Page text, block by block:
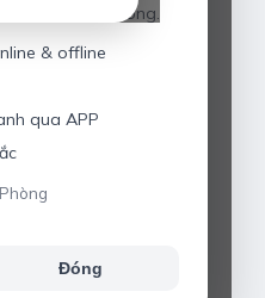
tại Hải Phòng.
& offline
qua APP
Đóng